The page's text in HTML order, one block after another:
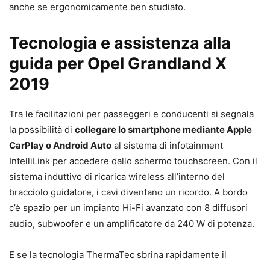
anche se ergonomicamente ben studiato.
Tecnologia e assistenza alla
guida per Opel Grandland X
2019
Tra le facilitazioni per passeggeri e conducenti si segnala
la possibilità di collegare lo smartphone mediante Apple
CarPlay o Android Auto al sistema di infotainment
IntelliLink per accedere dallo schermo touchscreen. Con il
sistema induttivo di ricarica wireless all’interno del
bracciolo guidatore, i cavi diventano un ricordo. A bordo
c’è spazio per un impianto Hi-Fi avanzato con 8 diffusori
audio, subwoofer e un amplificatore da 240 W di potenza.
E se la tecnologia ThermaTec sbrina rapidamente il